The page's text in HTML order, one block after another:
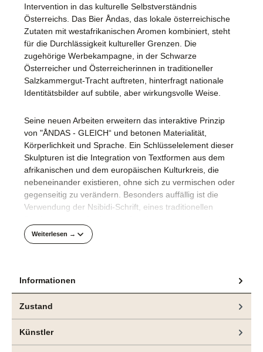
Intervention in das kulturelle Selbstverständnis
Österreichs. Das Bier Åndas, das lokale österreichische
Zutaten mit westafrikanischen Aromen kombiniert, steht
für die Durchlässigkeit kultureller Grenzen. Die
zugehörige Werbekampagne, in der Schwarze
Österreicher und Österreicherinnen in traditioneller
Salzkammergut-Tracht auftreten, hinterfragt nationale
Identitätsbilder auf subtile, aber wirkungsvolle Weise​.
Seine neuen Arbeiten erweitern das interaktive Prinzip
von "ÅNDAS - GLEICH“ und betonen Materialität,
Körperlichkeit und Sprache. Ein Schlüsselelement dieser
Skulpturen ist die Integration von Textformen aus dem
afrikanischen und dem europäischen Kulturkreis, die
nebeneinander existieren, ohne sich zu vermischen oder
gegenseitig zu verändern. Besonders auffällig ist die
Verwendung der Nsibidi-Schrift, eines traditionellen
Ethnien. Als jahrhundertealtes, nicht-lineares
Schriftsystem verwendet Nsibidi ideografische Zeichen,
Durch die Gegenüberstellung des Nsibidi-Symbols für
"Wachstum“ mit dem europäischen Buchstaben Å, der für
"Andersartigkeit“ steht, erzeugt Ogboh eine visuelle
Spannung - eine Spannung, die nicht nach einer Lösung
sucht, sondern das dynamische Zusammenspiel und die
Weiterlesen →
Informationen
Zustand
Künstler